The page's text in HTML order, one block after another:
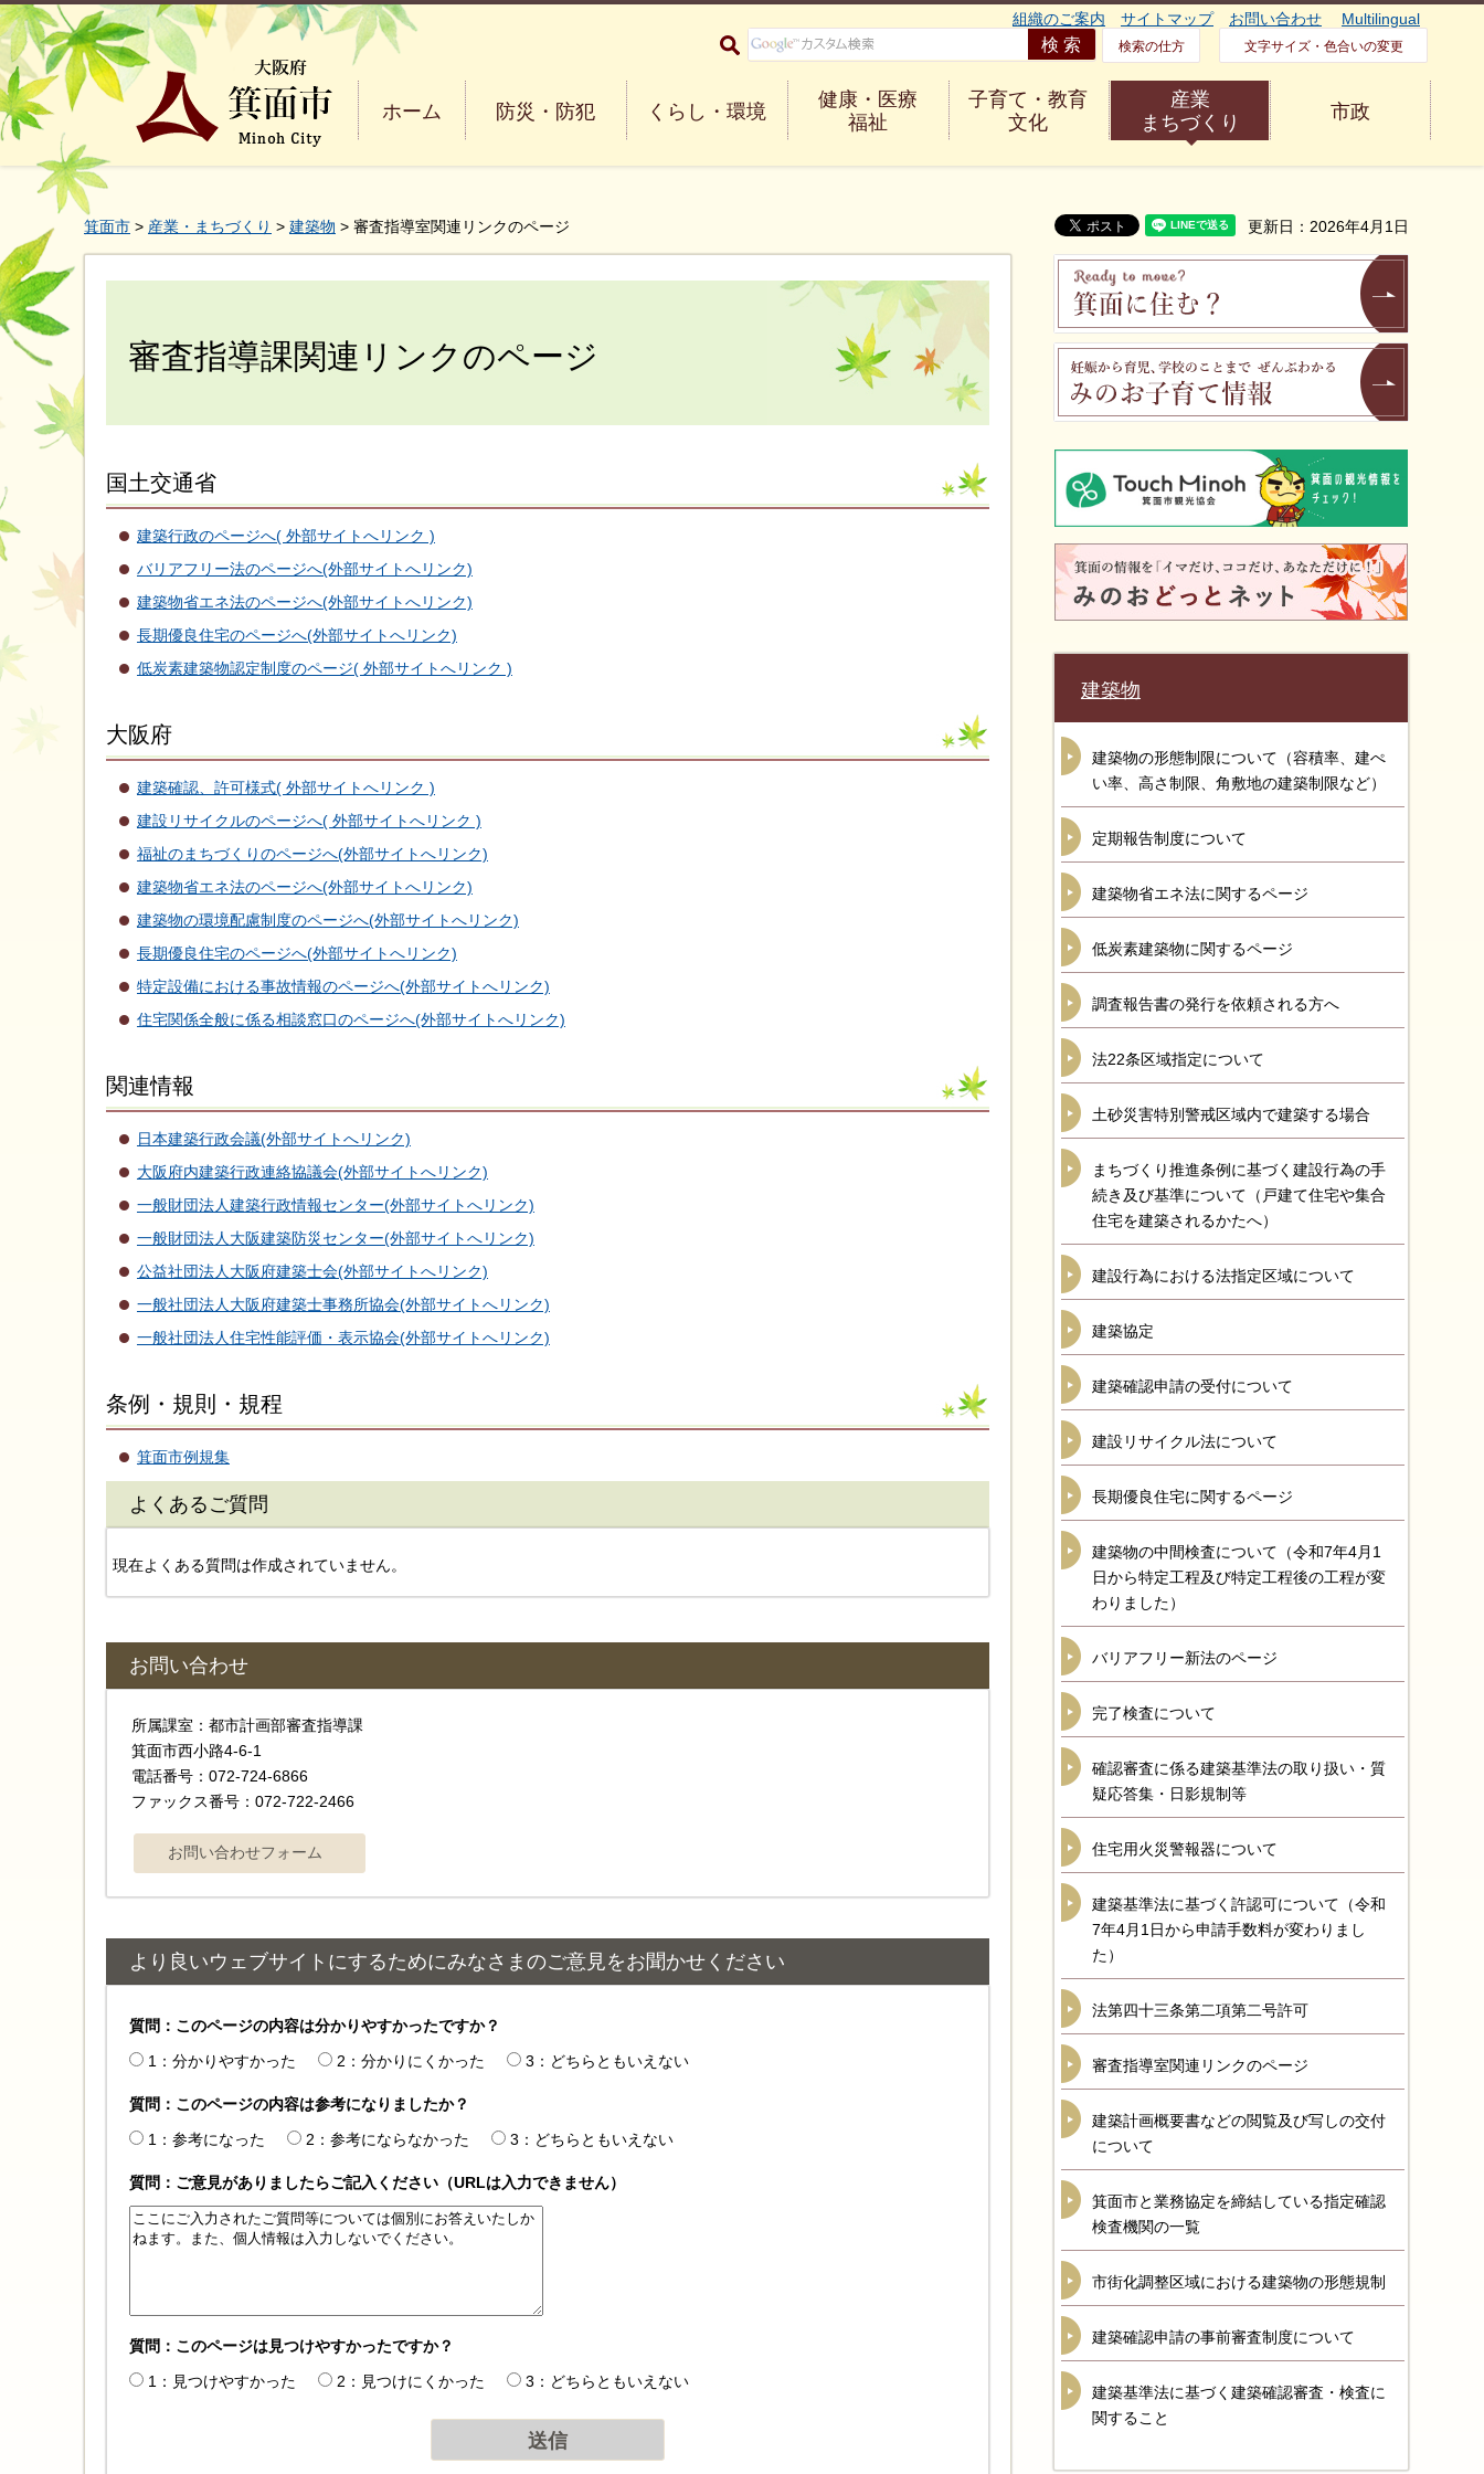
大阪府箕面市 Minoh City
組織のご案内 サイトマップ お問い合わせ Multilingual
検索の仕方 文字サイズ・色合いの変更
ホーム 防災・防犯 くらし・環境
健康・医療
福祉
子育て・教育
文化
産業
まちづくり
市政
箕面市 > 産業・まちづくり > 建築物 > 審査指導室関連リンクのページ 更新日：2026年4月1日
審査指導課関連リンクのページ
国土交通省
建築行政のページへ( 外部サイトへリンク )
バリアフリー法のページへ(外部サイトへリンク)
建築物省エネ法のページへ(外部サイトへリンク)
長期優良住宅のページへ(外部サイトへリンク)
低炭素建築物認定制度のページ( 外部サイトへリンク )
大阪府
建築確認、許可様式( 外部サイトへリンク )
建設リサイクルのページへ( 外部サイトへリンク )
福祉のまちづくりのページへ(外部サイトへリンク)
建築物省エネ法のページへ(外部サイトへリンク)
建築物の環境配慮制度のページへ(外部サイトへリンク)
長期優良住宅のページへ(外部サイトへリンク)
特定設備における事故情報のページへ(外部サイトへリンク)
住宅関係全般に係る相談窓口のページへ(外部サイトへリンク)
関連情報
日本建築行政会議(外部サイトへリンク)
大阪府内建築行政連絡協議会(外部サイトへリンク)
一般財団法人建築行政情報センター(外部サイトへリンク)
一般財団法人大阪建築防災センター(外部サイトへリンク)
公益社団法人大阪府建築士会(外部サイトへリンク)
一般社団法人大阪府建築士事務所協会(外部サイトへリンク)
一般社団法人住宅性能評価・表示協会(外部サイトへリンク)
条例・規則・規程
箕面市例規集
よくあるご質問
現在よくある質問は作成されていません。
お問い合わせ
所属課室：都市計画部審査指導課
箕面市西小路4‐6‐1
電話番号：072-724-6866
ファックス番号：072-722-2466
より良いウェブサイトにするためにみなさまのご意見をお聞かせください
質問：このページの内容は分かりやすかったですか？
1：分かりやすかった
2：分かりにくかった 3：どちらともいえない
質問：このページの内容は参考になりましたか？
1：参考になった
2：参考にならなかった 3：どちらともいえない
質問：ご意見がありましたらご記入ください（URLは入力できません）
質問：このページは見つけやすかったですか？
1：見つけやすかった
2：見つけにくかった 3：どちらともいえない
建築物
建築物の形態制限について（容積率、建ぺ
い率、高さ制限、角敷地の建築制限など）
定期報告制度について
建築物省エネ法に関するページ
低炭素建築物に関するページ
調査報告書の発行を依頼される方へ
法22条区域指定について
土砂災害特別警戒区域内で建築する場合
まちづくり推進条例に基づく建設行為の手
続き及び基準について（戸建て住宅や集合
住宅を建築されるかたへ）
建設行為における法指定区域について
建築協定
建築確認申請の受付について
建設リサイクル法について
長期優良住宅に関するページ
建築物の中間検査について（令和7年4月1
日から特定工程及び特定工程後の工程が変
わりました）
バリアフリー新法のページ
完了検査について
確認審査に係る建築基準法の取り扱い・質
疑応答集・日影規制等
住宅用火災警報器について
建築基準法に基づく許認可について（令和
7年4月1日から申請手数料が変わりまし
た）
法第四十三条第二項第二号許可
審査指導室関連リンクのページ
建築計画概要書などの閲覧及び写しの交付
について
箕面市と業務協定を締結している指定確認
検査機関の一覧
市街化調整区域における建築物の形態規制
建築確認申請の事前審査制度について
建築基準法に基づく建築確認審査・検査に
関すること